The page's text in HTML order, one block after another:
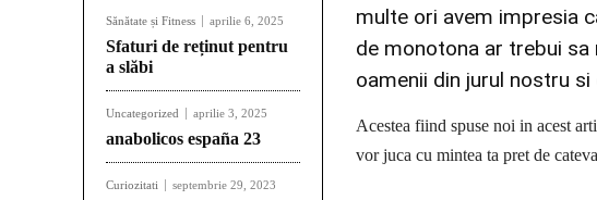
Sănătate și Fitness aprilie 6, 2025
Sfaturi de reținut pentru
a slăbi
Uncategorized aprilie 3, 2025
anabolicos españa 23
Curiozitati septembrie 29, 2023
multe ori avem impresia
de monotona ar trebui
oamenii din jurul nostru
Acestea fiind spuse noi in acest
vor juca cu mintea ta pret de